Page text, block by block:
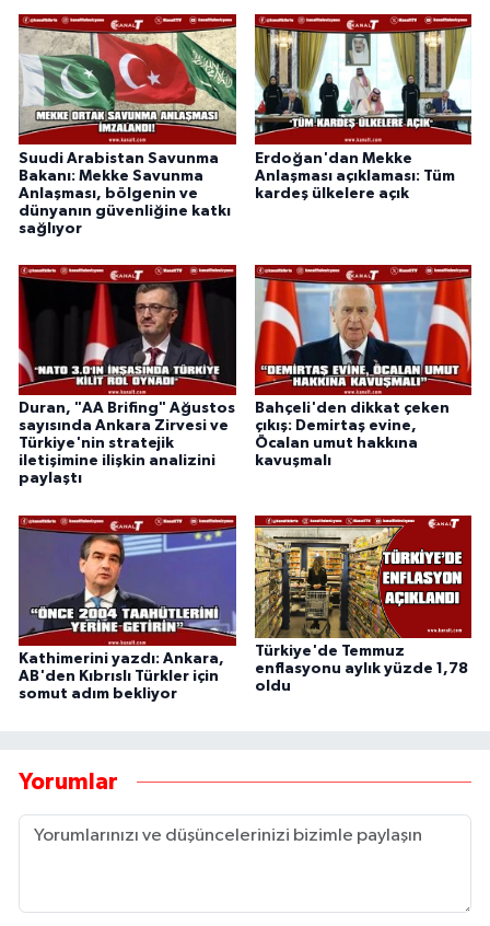
Suudi Arabistan Savunma
Bakanı: Mekke Savunma
Anlaşması, bölgenin ve
dünyanın güvenliğine katkı
sağlıyor
Erdoğan'dan Mekke
Anlaşması açıklaması: Tüm
kardeş ülkelere açık
Duran, "AA Brifing" Ağustos
sayısında Ankara Zirvesi ve
Türkiye'nin stratejik
iletişimine ilişkin analizini
paylaştı
Bahçeli'den dikkat çeken
çıkış: Demirtaş evine,
Öcalan umut hakkına
kavuşmalı
Kathimerini yazdı: Ankara,
AB'den Kıbrıslı Türkler için
somut adım bekliyor
Türkiye'de Temmuz
enflasyonu aylık yüzde 1,78
oldu
Yorumlar